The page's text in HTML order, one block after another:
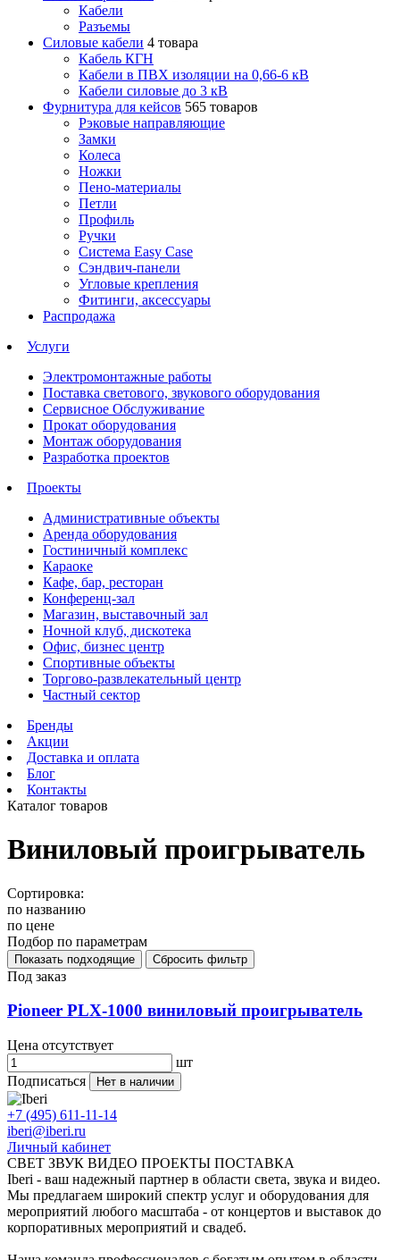
Кабели
Разъемы
Силовые кабели 4 товара
Кабель КГН
Кабели в ПВХ изоляции на 0,66-6 кВ
Кабели силовые до 3 кВ
Фурнитура для кейсов 565 товаров
Рэковые направляющие
Замки
Колеса
Ножки
Пено-материалы
Петли
Профиль
Ручки
Система Easy Case
Сэндвич-панели
Угловые крепления
Фитинги, аксессуары
Распродажа
Услуги
Электромонтажные работы
Поставка светового, звукового оборудования
Сервисное Обслуживание
Прокат оборудования
Монтаж оборудования
Разработка проектов
Проекты
Административные объекты
Аренда оборудования
Гостиничный комплекс
Караоке
Кафе, бар, ресторан
Конференц-зал
Магазин, выставочный зал
Ночной клуб, дискотека
Офис, бизнес центр
Спортивные объекты
Торгово-развлекательный центр
Частный сектор
Бренды
Акции
Доставка и оплата
Блог
Контакты
Каталог товаров
Виниловый проигрыватель
Сортировка:
по названию
по цене
Подбор по параметрам
Под заказ
Pioneer PLX-1000 виниловый проигрыватель
Цена отсутствует
шт
Подписаться
Нет в наличии
+7 (495) 611-11-14
iberi@iberi.ru
Личный кабинет
СВЕТ ЗВУК ВИДЕО ПРОЕКТЫ ПОСТАВКА
Iberi - ваш надежный партнер в области света, звука и видео.
Мы предлагаем широкий спектр услуг и оборудования для
мероприятий любого масштаба - от концертов и выставок до
корпоративных мероприятий и свадеб.